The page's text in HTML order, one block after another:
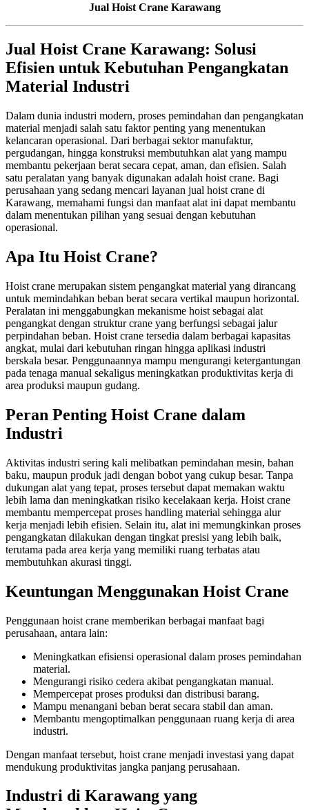
Jual Hoist Crane Karawang
Jual Hoist Crane Karawang: Solusi
Efisien untuk Kebutuhan Pengangkatan
Material Industri
Dalam dunia industri modern, proses pemindahan dan pengangkatan
material menjadi salah satu faktor penting yang menentukan
kelancaran operasional. Dari berbagai sektor manufaktur,
pergudangan, hingga konstruksi membutuhkan alat yang mampu
membantu pekerjaan berat secara cepat, aman, dan efisien. Salah
satu peralatan yang banyak digunakan adalah hoist crane. Bagi
perusahaan yang sedang mencari layanan jual hoist crane di
Karawang, memahami fungsi dan manfaat alat ini dapat membantu
dalam menentukan pilihan yang sesuai dengan kebutuhan
operasional.
Apa Itu Hoist Crane?
Hoist crane merupakan sistem pengangkat material yang dirancang
untuk memindahkan beban berat secara vertikal maupun horizontal.
Peralatan ini menggabungkan mekanisme hoist sebagai alat
pengangkat dengan struktur crane yang berfungsi sebagai jalur
perpindahan beban. Hoist crane tersedia dalam berbagai kapasitas
angkat, mulai dari kebutuhan ringan hingga aplikasi industri
berskala besar. Penggunaannya mampu mengurangi ketergantungan
pada tenaga manual sekaligus meningkatkan produktivitas kerja di
area produksi maupun gudang.
Peran Penting Hoist Crane dalam
Industri
Aktivitas industri sering kali melibatkan pemindahan mesin, bahan
baku, maupun produk jadi dengan bobot yang cukup besar. Tanpa
dukungan alat yang tepat, proses tersebut dapat memakan waktu
lebih lama dan meningkatkan risiko kecelakaan kerja. Hoist crane
membantu mempercepat proses handling material sehingga alur
kerja menjadi lebih efisien. Selain itu, alat ini memungkinkan proses
pengangkatan dilakukan dengan tingkat presisi yang lebih baik,
terutama pada area kerja yang memiliki ruang terbatas atau
membutuhkan akurasi tinggi.
Keuntungan Menggunakan Hoist Crane
Penggunaan hoist crane memberikan berbagai manfaat bagi
perusahaan, antara lain:
Meningkatkan efisiensi operasional dalam proses pemindahan
material.
Mengurangi risiko cedera akibat pengangkatan manual.
Mempercepat proses produksi dan distribusi barang.
Mampu menangani beban berat secara stabil dan aman.
Membantu mengoptimalkan penggunaan ruang kerja di area
industri.
Dengan manfaat tersebut, hoist crane menjadi investasi yang dapat
mendukung produktivitas jangka panjang perusahaan.
Industri di Karawang yang